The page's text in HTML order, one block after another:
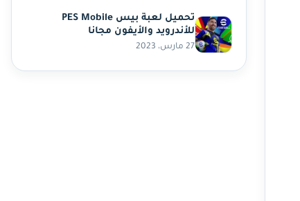
تحميل لعبة بيس PES Mobile
للأندرويد والأيفون مجانا
27 مارس، 2023